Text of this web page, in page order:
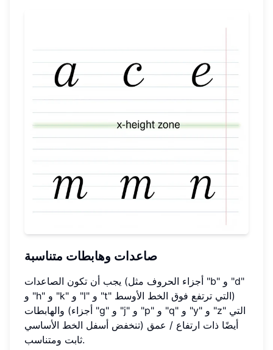
صاعدات وهابطات متناسبة
يجب أن تكون الصاعدات (أجزاء الحروف مثل "b" و "d"
و "h" و "k" و "l" و "t" التي ترتفع فوق الخط الأوسط)
والهابطات (أجزاء "g" و "j" و "p" و "q" و "y" و "z" التي
تنخفض أسفل الخط الأساسي) أيضًا ذات ارتفاع / عمق
ثابت ومتناسب.